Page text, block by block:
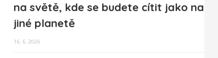
na světě, kde se budete cítit jako na
jiné planetě
16. 6. 2026